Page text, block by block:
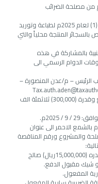
عن رغبتها في إنزال المناقصة العامة رقم (1) لعام 2025م لطباعة وتوريد
المنتجة محلياً والتي
بالمشاركة في هذه
الدوام الرسمي الى
الرئيس – م/عدن المنصورة –
لشراء واستلام وثائق المناقصة نظير مبلغ وقدرة (300,000) ثلاثمئة الف
2025م.
الاحمر الى عنوان
والمشروع ورقم المناقصة
ضمان بنكي غير مشروط بمبلغ مقطوع قدره (15,000,000ريال) صالح
المفعول.